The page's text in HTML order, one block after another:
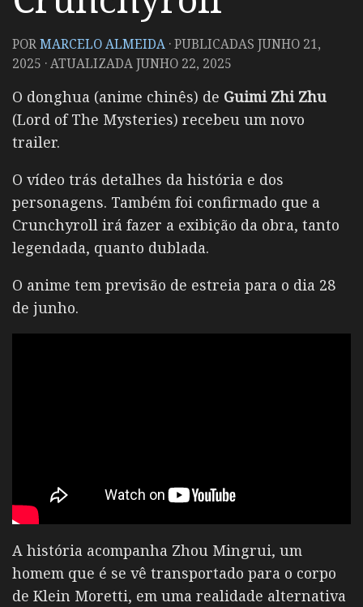
PORMARCELO ALMEIDA · PUBLICADAS JUNHO 21,
2025 · ATUALIZADAJUNHO 22, 2025
O donghua (anime chinês) de Guimi Zhi Zhu
(Lord of The Mysteries) recebeu um novo
trailer.
O vídeo trás detalhes da história e dos
personagens. Também foi confirmado que a
Crunchyroll irá fazer a exibição da obra, tanto
legendada, quanto dublada.
O anime tem previsão de estreia para o dia 28
de junho.
A história acompanha Zhou Mingrui, um
homem que é se vê transportado para o corpo
de Klein Moretti, em uma realidade alternativa